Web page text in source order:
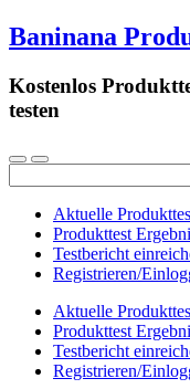
Baninana
Kostenlos
testen
nach:
Aktuelle
Produkttest
Testbericht
Registrieren/
Aktuelle
Produkttest
Testbericht
Registrieren/